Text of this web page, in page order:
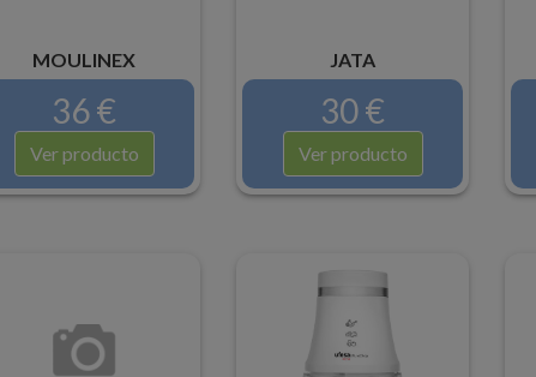
MOULINEX
36 €
Ver producto
JATA
30 €
Ver producto